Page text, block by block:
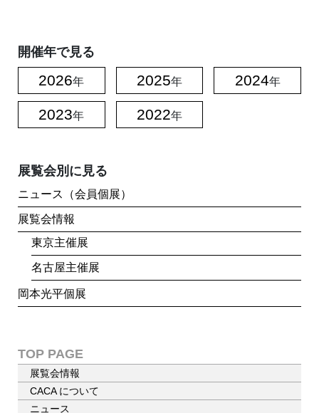
開催年で見る
2026年 2025年 2024年
2023年 2022年
展覧会別に見る
ニュース（会員個展）
展覧会情報
東京主催展
名古屋主催展
岡本光平個展
TOP PAGE
展覧会情報
CACA について
ニュース